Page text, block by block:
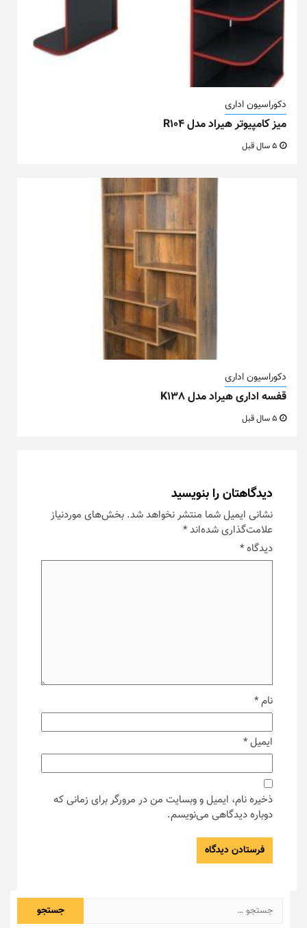
دکوراسیون اداری
میز کامپیوتر هیراد مدل R104
دکوراسیون اداری
قفسه اداری هیراد مدل K138
دیدگاهتان را بنویسید
نشانی ایمیل شما منتشر نخواهد شد. بخش‌های موردنیاز
علامت‌گذاری شده‌اند*
دیدگاه*
نام*
ایمیل*
ذخیره نام، ایمیل و وبسایت من در مرورگر برای زمانی که
دوباره دیدگاهی می‌نویسم.
جستجو
برای: